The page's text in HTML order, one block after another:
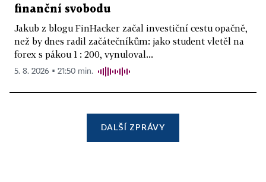
finanční svobodu
Jakub z blogu FinHacker začal investiční cestu opačně,
než by dnes radil začátečníkům: jako student vletěl na
forex s pákou 1 : 200, vynuloval...
5. 8. 2026 ▪ 21:50 min.
DALŠÍ ZPRÁVY